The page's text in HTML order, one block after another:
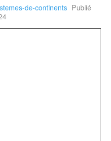
de-continents Publié